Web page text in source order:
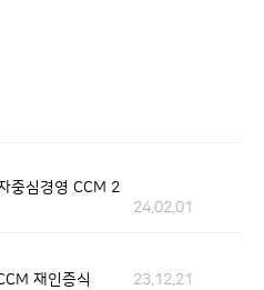
중심경영 CCM 2
24.02.01
재인증식
23.12.21